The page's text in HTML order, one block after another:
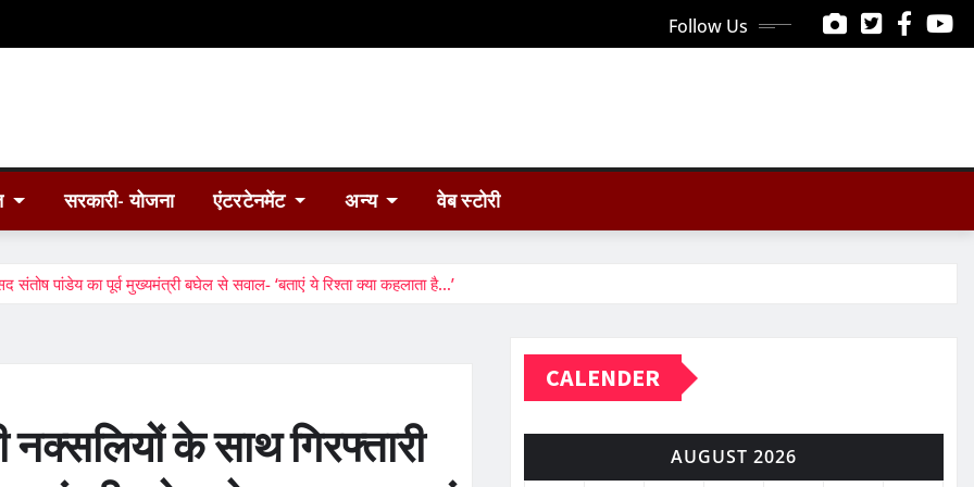
Follow Us
सरकारी- योजना एंटरटेनमेंट अन्य वेब स्टोरी
पांडेय का पूर्व मुख्यमंत्री बघेल से सवाल- ‘बताएं ये रिश्ता क्या कहलाता है…’
के साथ गिरफ्तारी
CALENDER
AUGUST 2026